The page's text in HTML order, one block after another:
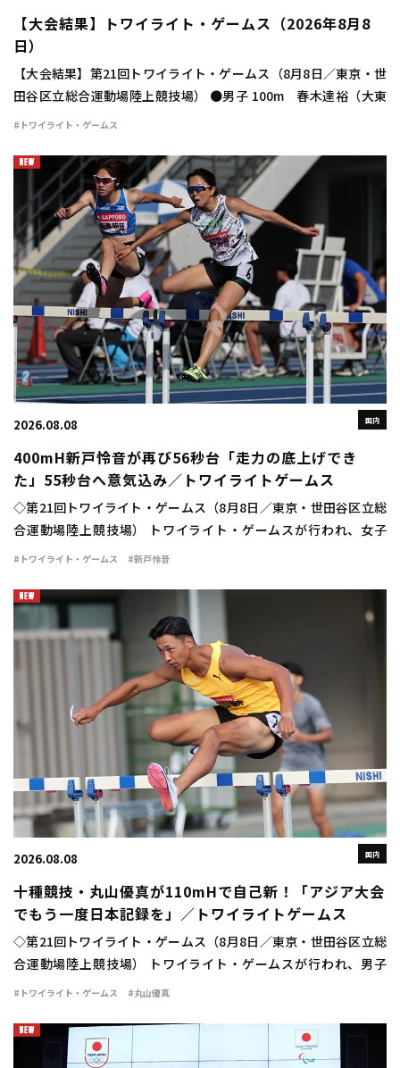
【大会結果】トワイライト・ゲームス（2026年8月8
日）
【大会結果】第21回トワイライト・ゲームス（8月8日／東京・世
田谷区立総合運動場陸上競技場） ●男子 100m 春木達裕（大東
大） 10秒24（＋1.8） 400m 豊田兼（トヨタ自動車） 46秒
#トワイライト・ゲームス
国内
2026.08.08
400mH新戸怜音が再び56秒台「走力の底上げでき
た」55秒台へ意気込み／トワイライトゲームス
◇第21回トワイライト・ゲームス（8月8日／東京・世田谷区立総
合運動場陸上競技場） トワイライト・ゲームスが行われ、女子
400mハードルは新戸怜音（VIDA）が56秒75の自己新で優勝し
#トワイライト・ゲームス #新戸怜音
国内
2026.08.08
十種競技・丸山優真が110mHで自己新！「アジア大会
でもう一度日本記録を」／トワイライトゲームス
◇第21回トワイライト・ゲームス（8月8日／東京・世田谷区立総
合運動場陸上競技場） トワイライト・ゲームスが行われ、男子
110mハードルに十種競技日本記録保持者の丸山優真（住友電工）
#トワイライト・ゲームス #丸山優真